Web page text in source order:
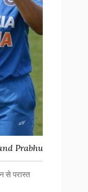
Prabhu
से परास्त